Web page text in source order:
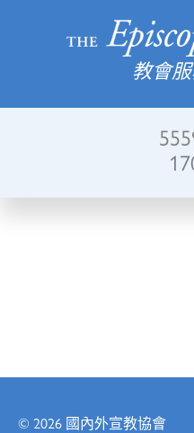
教會
© 2026 國內外宣教協會